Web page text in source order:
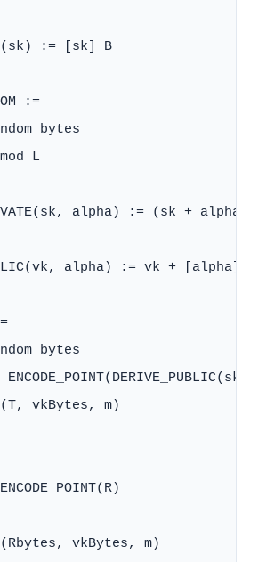
:= [sk] B
:=
bytes
L
alpha) := (sk + alpha)
alpha) := vk + [alpha] B
bytes
ENCODE_POINT(DERIVE_PUBLIC(sk))
vkBytes, m)
vkBytes, m)